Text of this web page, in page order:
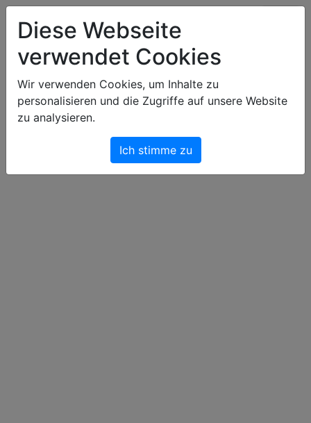
Art & Light Bildershop
Warenkorb
Dein Warenkorb ist leer.
Diese Webseite
verwendet Cookies
Wir verwenden Cookies, um Inhalte zu
personalisieren und die Zugriffe auf unsere Website
zu analysieren.
Ich stimme zu